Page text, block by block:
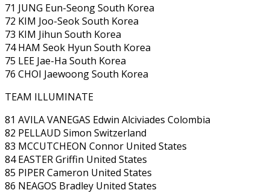
71 JUNG Eun-Seong South Korea
72 KIM Joo-Seok South Korea
73 KIM Jihun South Korea
74 HAM Seok Hyun South Korea
75 LEE Jae-Ha South Korea
76 CHOI Jaewoong South Korea
TEAM ILLUMINATE
81 AVILA VANEGAS Edwin Alciviades Colombia
82 PELLAUD Simon Switzerland
83 MCCUTCHEON Connor United States
84 EASTER Griffin United States
85 PIPER Cameron United States
86 NEAGOS Bradley United States